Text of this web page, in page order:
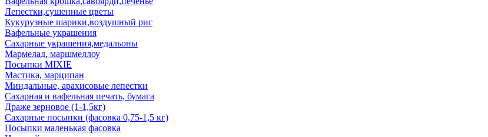
Лепестки,сушенные цветы
Кукурузные шарики,воздушный рис
Вафельные украшения
Сахарные украшения,медальоны
Мармелад, маршмеллоу
Посыпки MIXIE
Мастика, марципан
Миндальные, арахисовые лепестки
Сахарная и вафельная печать, бумага
Драже зерновое (1-1,5кг)
Сахарные посыпки (фасовка 0,75-1,5 кг)
Посыпки маленькая фасовка